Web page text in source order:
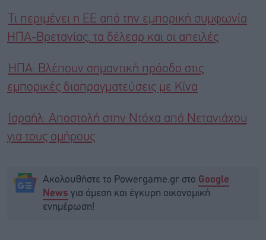
Τι περιμένει η ΕΕ από την εμπορική συμφωνία
ΗΠΑ-Βρετανίας, τα δέλεαρ και οι απειλές
ΗΠΑ: Βλέπουν σημαντική πρόοδο στις
εμπορικές διαπραγματεύσεις με Κίνα
Ισραήλ: Αποστολή στην Ντόχα από Νετανιάχου
για τους ομήρους
Ακολουθήστε το Powergame.gr στο Google
News για άμεση και έγκυρη οικονομική
ενημέρωση!